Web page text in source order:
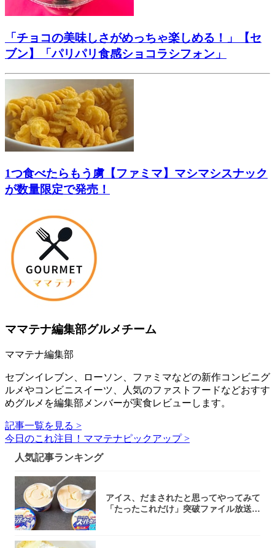
「チョコの美味しさがめっちゃ楽しめる！」【セ
ブン】「パリパリ食感ショコラシフォン」
1つ食べたらもう虜【ファミマ】マシマシスナック
が数量限定で発売！
ママテナ編集部グルメチーム
ママテナ編集部
セブンイレブン、ローソン、ファミマなどの新作コンビニグ
ルメやコンビニスイーツ、人気のファストフードなどおすす
めグルメを編集部メンバーが実食レビューします。
記事一覧を見る >
今日のこれ注目！ママテナピックアップ >
人気記事ランキング
アイス、だまされたと思ってやってみて
「たったこれだけ」突破ファイル放送で